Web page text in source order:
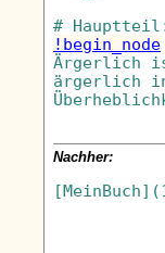
!begin_node
Ärgerlich
ärgerlich
Nachher: